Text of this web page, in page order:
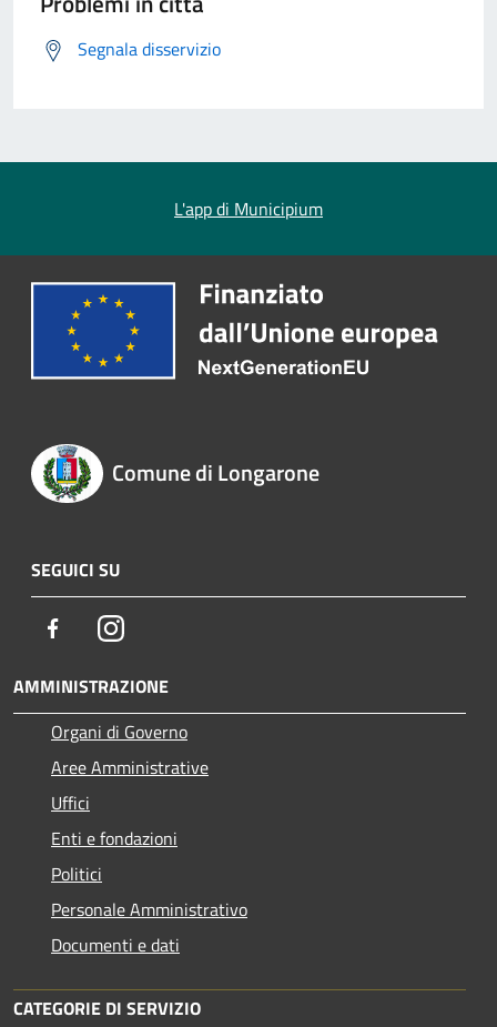
Segnala disservizio
L'app di Municipium
Comune di Longarone
SEGUICI SU
FacebookInstagram
AMMINISTRAZIONE
Organi di Governo
Aree Amministrative
Uffici
Enti e fondazioni
Politici
Personale Amministrativo
Documenti e dati
CATEGORIE DI SERVIZIO